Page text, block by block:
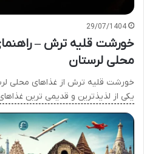
29/07/1404
خورشت قلیه ترش –
محلی لرستان
خورشت قلیه ترش از غذاهای محلی
یکی از لذیذترین و قدیمی ترین